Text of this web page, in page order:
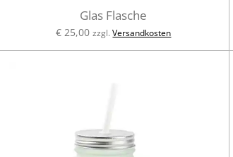
Glas Flasche
€ 25,00 zzgl.Versandkosten